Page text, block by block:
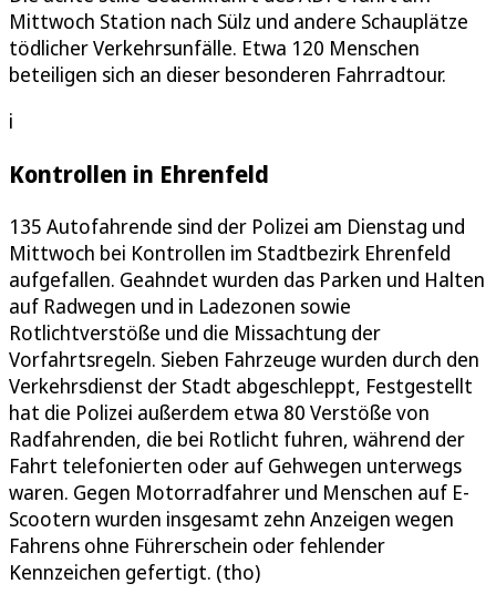
Mittwoch Station nach Sülz und andere Schauplätze
tödlicher Verkehrsunfälle. Etwa 120 Menschen
beteiligen sich an dieser besonderen Fahrradtour.
i
Kontrollen in Ehrenfeld
135 Autofahrende sind der Polizei am Dienstag und
Mittwoch bei Kontrollen im Stadtbezirk Ehrenfeld
aufgefallen. Geahndet wurden das Parken und Halten
auf Radwegen und in Ladezonen sowie
Rotlichtverstöße und die Missachtung der
Vorfahrtsregeln. Sieben Fahrzeuge wurden durch den
Verkehrsdienst der Stadt abgeschleppt, Festgestellt
hat die Polizei außerdem etwa 80 Verstöße von
Radfahrenden, die bei Rotlicht fuhren, während der
Fahrt telefonierten oder auf Gehwegen unterwegs
waren. Gegen Motorradfahrer und Menschen auf E-
Scootern wurden insgesamt zehn Anzeigen wegen
Fahrens ohne Führerschein oder fehlender
Kennzeichen gefertigt. (tho)